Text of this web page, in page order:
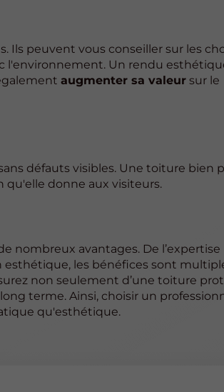
Ils peuvent vous conseiller sur les
l'environnement. Un rendu
augmenter sa valeur sur le
défauts visibles. Une toiture bien
qu'elle donne aux visiteurs.
nombreux avantages. De l’expertise
les bénéfices sont
non seulement d’une toiture
terme. Ainsi, choisir un
qu'esthétique.